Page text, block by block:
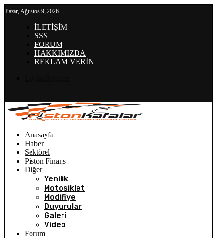
Pazar, Ağustos 9, 2026
İLETİŞİM
SSS
FORUM
HAKKIMIZDA
REKLAM VERİN
Anasayfa
Haber
Sektörel
Piston Finans
Diğer
Yenilik
Motosiklet
Modifiye
Duyurular
Galeri
Video
Forum